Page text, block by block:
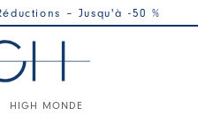
– Jusqu'à -50 %
HIGH MONDE